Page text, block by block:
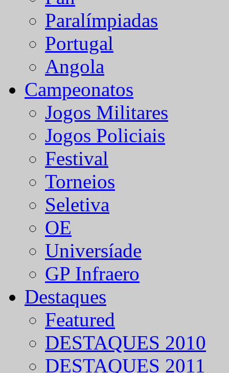
Paralímpiadas
Portugal
Angola
Campeonatos
Jogos Militares
Jogos Policiais
Festival
Torneios
Seletiva
OE
Universíade
GP Infraero
Destaques
Featured
DESTAQUES 2010
DESTAQUES 2011